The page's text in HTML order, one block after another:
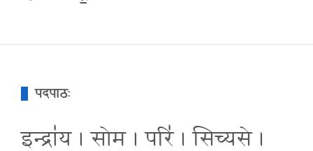
पदपाठः
इन्द्रा॑य । सो॒म॒ । परि॑ । सि॒च्य॒से॒ ।